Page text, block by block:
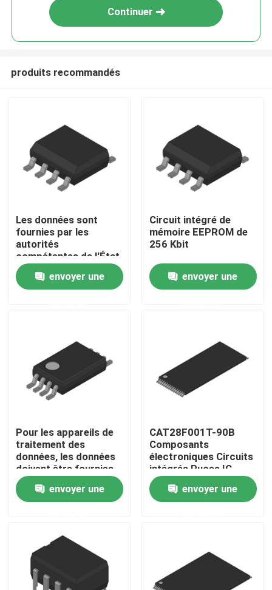
Maison
Produits
Au sujet de nous
Visite d'usine
Contrôle de qualité
Contactez-nous
Puces de circuit intégré
Puce d'IC de mémoire instantanée
Continuer
produits recommandés
Les données sont
fournies par les
autorités
compétentes de l'État
membre dans lequel
elles sont situées.
envoyer une
Circuit intégré de
mémoire EEPROM de
256 Kbit
envoyer une
Pour les appareils de
traitement des
données, les données
doivent être fournies
par un dispositif de
traitement des
données.
envoyer une
CAT28F001T-90B
Composants
électroniques Circuits
intégrés Puces IC
envoyer une